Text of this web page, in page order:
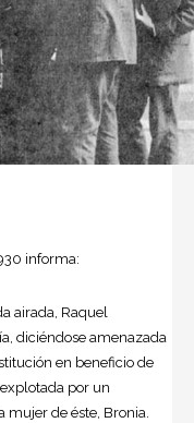
informa:
airada, Raquel
diciéndose amenazada
en beneficio de
por un
mujer de éste, Bronia.